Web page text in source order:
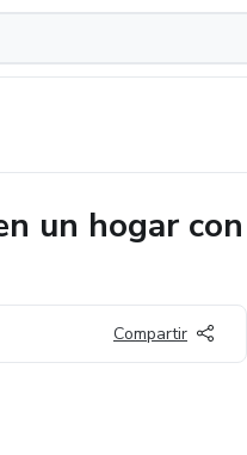
un hogar con
Compartir